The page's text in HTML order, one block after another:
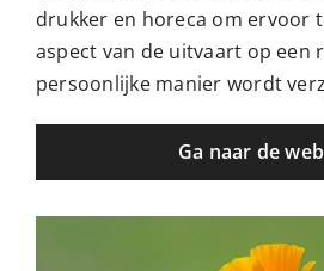
drukker en horeca om ervoor
aspect van de uitvaart op een
persoonlijke manier wordt
Ga naar de